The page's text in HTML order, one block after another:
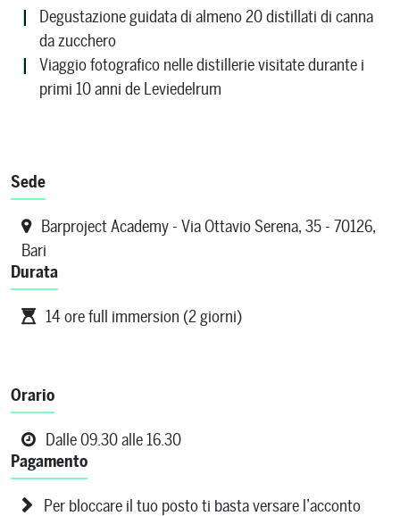
Degustazione guidata di almeno 20 distillati di canna
da zucchero
Viaggio fotografico nelle distillerie visitate durante i
primi 10 anni de Leviedelrum
Sede
Barproject Academy - Via Ottavio Serena, 35 - 70126,
Bari
Durata
14 ore full immersion (2 giorni)
Orario
Dalle 09.30 alle 16.30
Pagamento
Per bloccare il tuo posto ti basta versare l’acconto